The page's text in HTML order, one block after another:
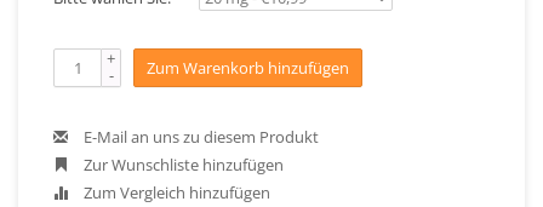
+
- Zum Warenkorb hinzufügen
E-Mail an uns zu diesem Produkt
Zur Wunschliste hinzufügen
Zum Vergleich hinzufügen